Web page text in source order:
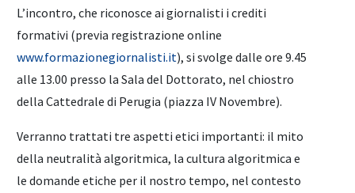
L’incontro, che riconosce ai giornalisti i crediti
formativi (previa registrazione online
www.formazionegiornalisti.it), si svolge dalle ore 9.45
alle 13.00 presso la Sala del Dottorato, nel chiostro
della Cattedrale di Perugia (piazza IV Novembre).
Verranno trattati tre aspetti etici importanti: il mito
della neutralità algoritmica, la cultura algoritmica e
le domande etiche per il nostro tempo, nel contesto